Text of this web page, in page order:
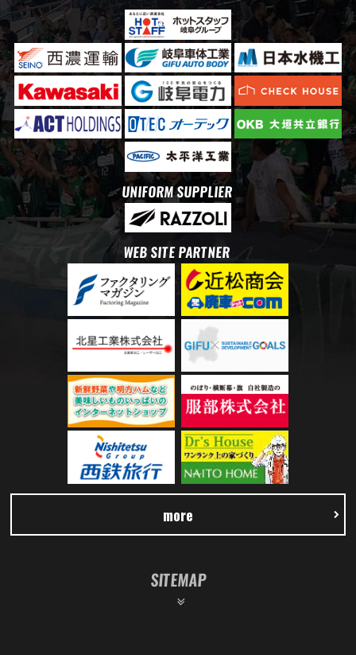
UNIFORM SUPPLIER
WEB SITE PARTNER
more
SITEMAP